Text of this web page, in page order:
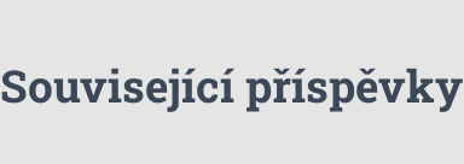
Související příspěvky